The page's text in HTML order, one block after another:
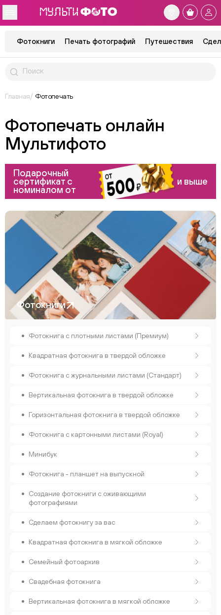
Фотокниги Печать фотографий Путешествия
Главная Фотопечать
Фотопечать онлайн
Мультифото
Подарочный
сертификат с
номиналом от
и выше
Фотокниги
Фотокнига с плотными листами (Премиум)
Квадратная фотокнига в твердой обложке
Фотокнига с журнальными листами (Стандарт)
Вертикальная фотокнига в твердой обложке
Горизонтальная фотокнига в твердой обложке
Фотокнига с картонными листами (Royal)
Минибук
Фотокнига - планшет на выпускной
Создание фотокниги с оживающими
фотографиями
Сделаем фотокнигу за вас
Квадратная фотокнига в мягкой обложке
Семейный фотоархив
Свадебная фотокнига
Вертикальная фотокнига в мягкой обложке